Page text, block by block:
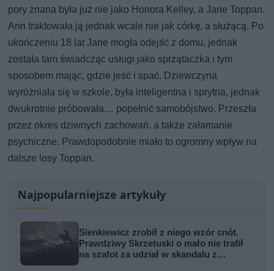
pory znana była już nie jako Honora Kelley, a Jane Toppan.
Ann traktowała ją jednak wcale nie jak córkę, a służącą. Po
ukończeniu 18 lat Jane mogła odejść z domu, jednak
została tam świadcząc usługi jako sprzątaczka i tym
sposobem mając, gdzie jeść i spać. Dziewczyna
wyróżniała się w szkole, była inteligentna i sprytna, jednak
dwukrotnie próbowała… popełnić samobójstwo. Przeszła
przez okres dziwnych zachowań, a także załamanie
psychiczne. Prawdopodobnie miało to ogromny wpływ na
dalsze losy Toppan.
Najpopularniejsze artykuły
Sienkiewicz zrobił z niego wzór cnót.
Prawdziwy Skrzetuski o mało nie trafił
na szafot za udział w skandalu z